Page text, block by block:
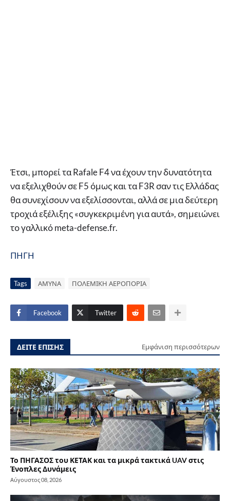
Έτσι, μπορεί τα Rafale F4 να έχουν την δυνατότητα
να εξελιχθούν σε F5 όμως και τα F3R σαν τις Ελλάδας
θα συνεχίσουν να εξελίσσονται, αλλά σε μια δεύτερη
τροχιά εξέλιξης «συγκεκριμένη για αυτά», σημειώνει
το γαλλικό meta-defense.fr.
ΠΗΓΗ
Tags ΑΜΥΝΑ ΠΟΛΕΜΙΚΗ ΑΕΡΟΠΟΡΙΑ
Facebook Twitter
ΔΕΙΤΕ ΕΠΙΣΗΣ Εμφάνιση περισσότερων
Το ΠΗΓΑΣΟΣ του ΚΕΤΑΚ και τα μικρά τακτικά UAV στις
Ένοπλες Δυνάμεις
Αύγουστος 08, 2026